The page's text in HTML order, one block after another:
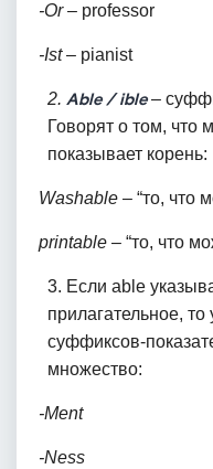
-Or– professor
-Ist– pianist
2. Able / ible –
Говорят о том, что
показывает корень:
Washable – “то, что
printable – “то, что
3. Если able
прилагательное,
суффиксов-
множество:
-Ment
-Ness